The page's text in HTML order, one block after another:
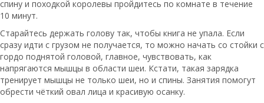
спину и походкой королевы пройдитесь по комнате в течение
10 минут.
Старайтесь держать голову так, чтобы книга не упала. Если
сразу идти с грузом не получается, то можно начать со стойки с
гордо поднятой головой, главное, чувствовать, как
напрягаются мышцы в области шеи. Кстати, такая зарядка
тренирует мышцы не только шеи, но и спины. Занятия помогут
обрести чёткий овал лица и красивую осанку.